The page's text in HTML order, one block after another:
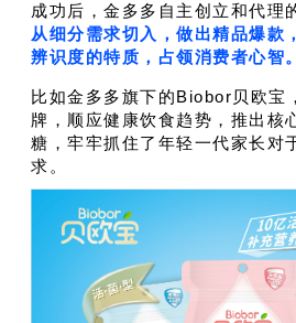
成功后，金多多自主创立和代理
从细分需求切入，做出精品爆款
辨识度的特质，占领消费者心智。
比如金多多旗下的Biobor贝欧宝
牌，顺应健康饮食趋势，推出核
糖，牢牢抓住了年轻一代家长对
求。